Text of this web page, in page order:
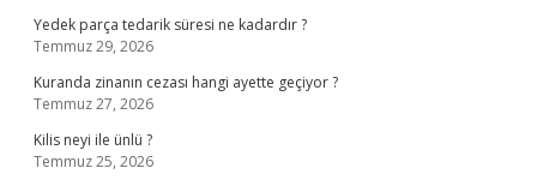
Yedek parça tedarik süresi ne kadardır ?
Temmuz 29, 2026
Kuranda zinanın cezası hangi ayette geçiyor ?
Temmuz 27, 2026
Kilis neyi ile ünlü ?
Temmuz 25, 2026